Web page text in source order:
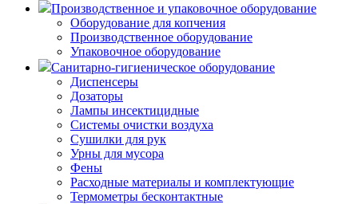
Производственное и упаковочное оборудование
Оборудование для копчения
Производственное оборудование
Упаковочное оборудование
Санитарно-гигиеническое оборудование
Диспенсеры
Дозаторы
Лампы инсектицидные
Системы очистки воздуха
Сушилки для рук
Урны для мусора
Фены
Расходные материалы и комплектующие
Термометры бесконтактные